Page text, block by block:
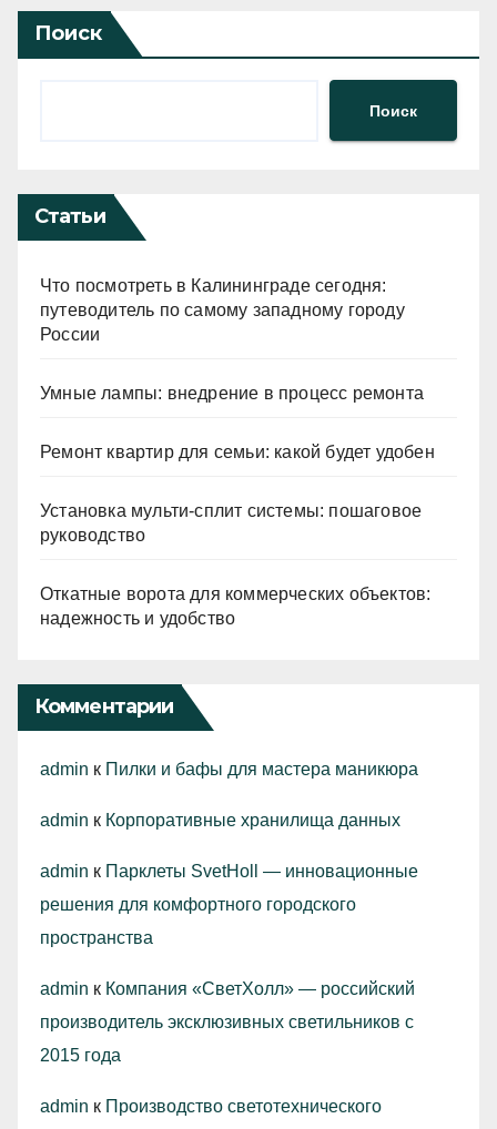
Поиск
Поиск
Статьи
Что посмотреть в Калининграде сегодня:
путеводитель по самому западному городу
России
Умные лампы: внедрение в процесс ремонта
Ремонт квартир для семьи: какой будет удобен
Установка мульти-сплит системы: пошаговое
руководство
Откатные ворота для коммерческих объектов:
надежность и удобство
Комментарии
admin к Пилки и бафы для мастера маникюра
admin к Корпоративные хранилища данных
admin к Парклеты SvetHoll — инновационные
решения для комфортного городского
пространства
admin к Компания «СветХолл» — российский
производитель эксклюзивных светильников с
2015 года
admin к Производство светотехнического